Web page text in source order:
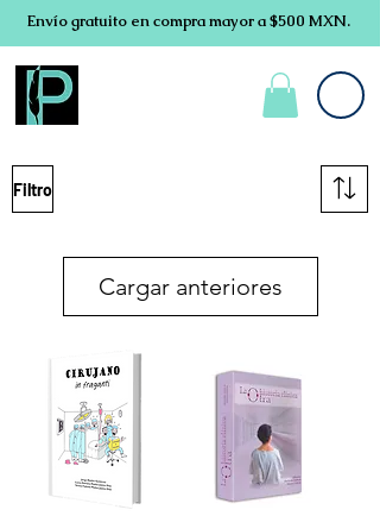
Envío gratuito en compra mayor a $500 MXN.
Filtro
Cargar anteriores